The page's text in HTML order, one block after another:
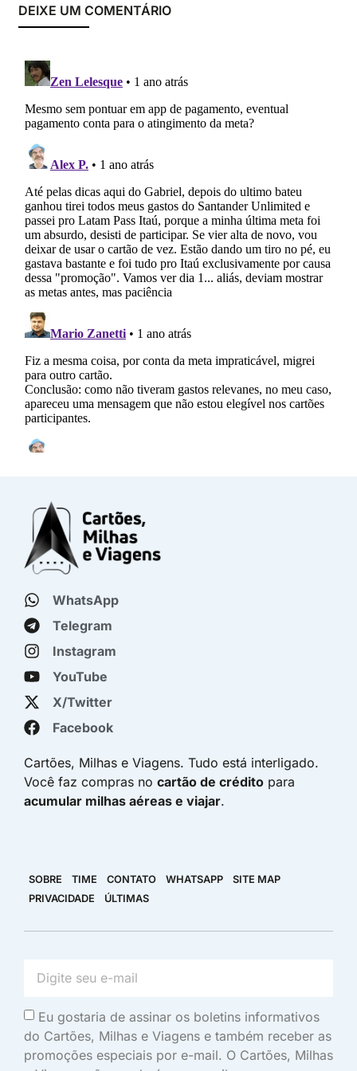
DEIXE UM COMENTÁRIO
WhatsApp
Telegram
Instagram
YouTube
X/Twitter
Facebook
Cartões, Milhas e Viagens. Tudo está interligado.
Você faz compras no cartão de crédito para
acumular milhas aéreas e viajar.
SOBRE TIME CONTATO WHATSAPP
SITE MAP
PRIVACIDADE
ÚLTIMAS
Eu gostaria de assinar os boletins informativos
do Cartões, Milhas e Viagens e também receber as
promoções especiais por e-mail. O Cartões, Milhas